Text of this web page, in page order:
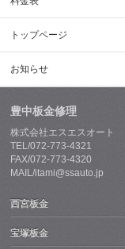
トップページ
お知らせ
豊中板金修理
株式会社エスエスオート
TEL/072-773-4321
FAX/072-773-4320
MAIL/itami@ssauto.jp
西宮板金
宝塚板金